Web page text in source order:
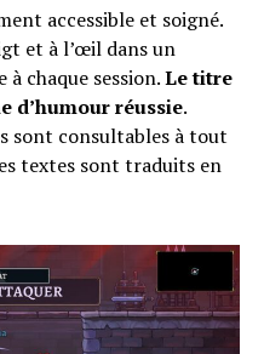
accessible et soigné.
et à l’œil dans un
chaque session.Le titre
d’humour réussie.
sont consultables à tout
textes sont traduits en